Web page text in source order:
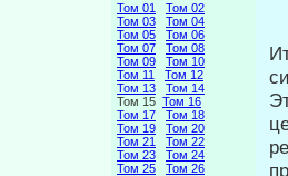
Том 01
Том 02
Том 03
Том 04
Том 05
Том 06
Том 07
Том 08
Том 09
Том 10
Том 11
Том 12
Том 13
Том 14
Том 15 Том 16
Том 17
Том 18
Том 19
Том 20
Том 21
Том 22
Том 23
Том 24
Том 25
Том 26